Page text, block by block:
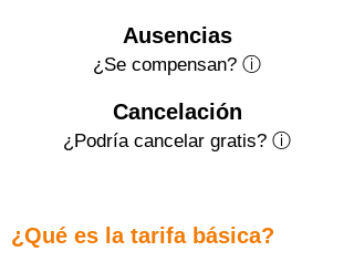
Ausencias
¿Se compensan? ⓘ
Cancelación
¿Podría cancelar gratis? ⓘ
¿Qué es la tarifa básica?